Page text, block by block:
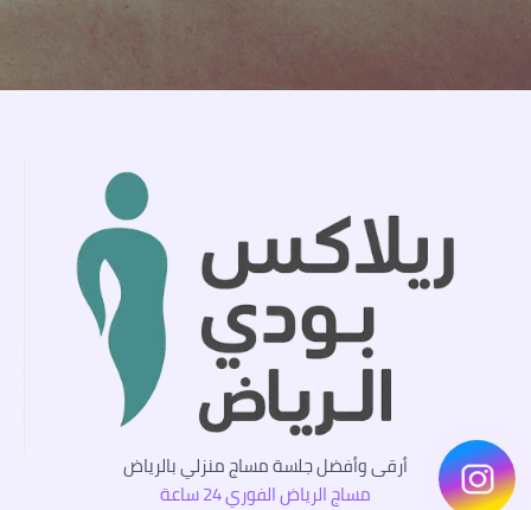
أرقى وأفضل جلسة مساج منزلي بالرياض
مساج الرياض الفوري 24 ساعة